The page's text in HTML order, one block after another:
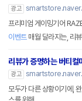
광고
프리미엄 게이밍기어
이벤트매월 달라지는, 리
리뷰가 증명하는 버티컬
광고
모두가 다른 상황이기에,